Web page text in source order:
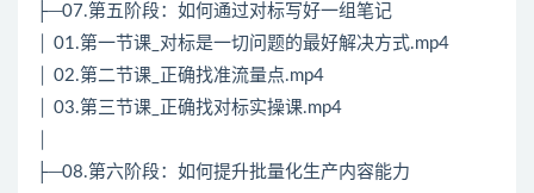
├─07.第五阶段：如何通过对标写好一组笔记
│ 01.第一节课_对标是一切问题的最好解决方式.mp4
│ 02.第二节课_正确找准流量点.mp4
│ 03.第三节课_正确找对标实操课.mp4
├─08.第六阶段：如何提升批量化生产内容能力